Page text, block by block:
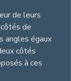
de leurs
de
angles égaux
côtés
à ces